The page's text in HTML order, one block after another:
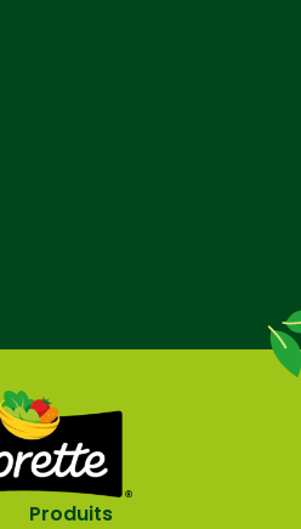
Produits